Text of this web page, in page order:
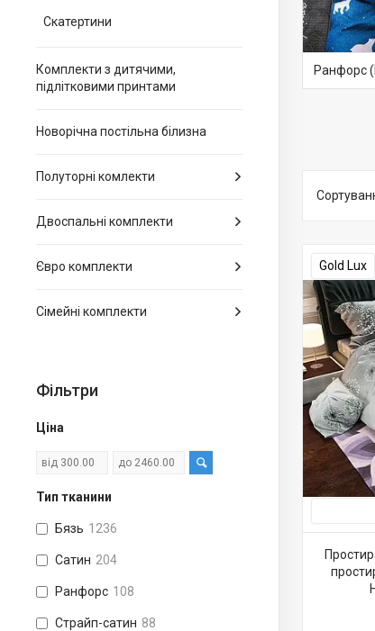
Скатертини
Комплекти з дитячими,
підлітковими принтами
Новорічна постільна білизна
Полуторні комлекти
Двоспальні комплекти
Євро комплекти
Сімейні комплекти
Фільтри
Ціна
Тип тканини
Бязь 1236
Сатин 204
Ранфорс 108
Страйп-сатин 88
Ранфорс
Gold Lux